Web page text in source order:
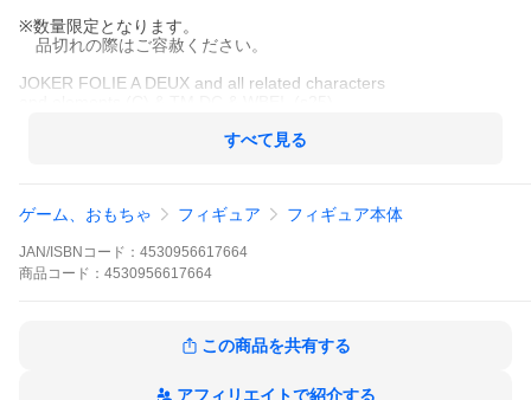
※数量限定となります。
品切れの際はご容赦ください。
JOKER FOLIE A DEUX and all related characters
MEDICOM TOY CORPORATION. All rights reserved.
すべて見る
ゲーム、おもちゃ フィギュア フィギュア本体
JAN/ISBNコード： 4530956617664
商品 コード： 4530956617664
この商品を共有する
アフィリエイトで紹介する